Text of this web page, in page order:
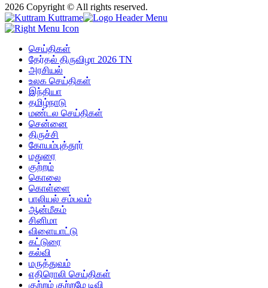
2026 Copyright © All rights reserved.
செய்திகள்
தேர்தல் திருவிழா 2026 TN
அரசியல்
உலக செய்திகள்
இந்தியா
தமிழ்நாடு
மண்டல செய்திகள்
சென்னை
திருச்சி
கோயம்புத்தூர்
மதுரை
குற்றம்
கொலை
கொள்ளை
பாலியல் சம்பவம்
ஆன்மீகம்
சினிமா
விளையாட்டு
கட்டுரை
கல்வி
மருத்துவம்
எதிரொலி செய்திகள்
குற்றம் குற்றமே டிவி